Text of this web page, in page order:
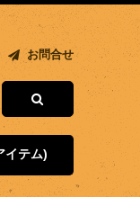
お問合せ
イテム)